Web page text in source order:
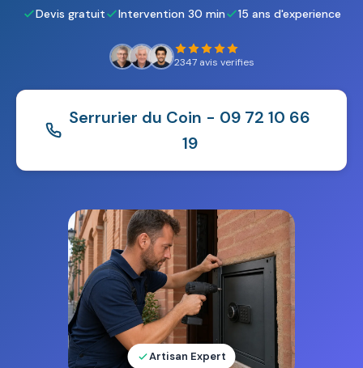
Devis gratuit Intervention 30 min 15 ans d'experience
2347 avis verifies
Serrurier du Coin - 09 72 10 66
19
Artisan Expert